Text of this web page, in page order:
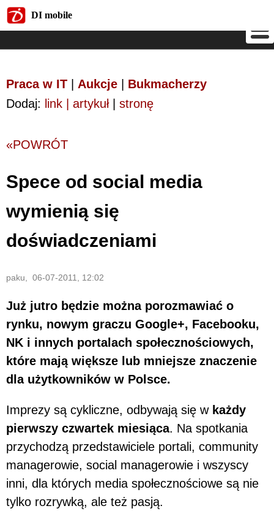
DI mobile
Praca w IT Aukcje
Bukmacherzy
Dodaj: link | artykuł| stronę
«POWRÓT
Spece od social media
wymienią się
doświadczeniami
paku, 06-07-2011, 12:02
Już jutro będzie można porozmawiać o
rynku, nowym graczu Google+, Facebooku,
NK i innych portalach społecznościowych,
które mają większe lub mniejsze znaczenie
dla użytkowników w Polsce.
Imprezy są cykliczne, odbywają się w każdy
pierwszy czwartek miesiąca. Na spotkania
przychodzą przedstawiciele portali, community
managerowie, social managerowie i wszyscy
inni, dla których media społecznościowe są nie
tylko rozrywką, ale też pasją.
DI mobile